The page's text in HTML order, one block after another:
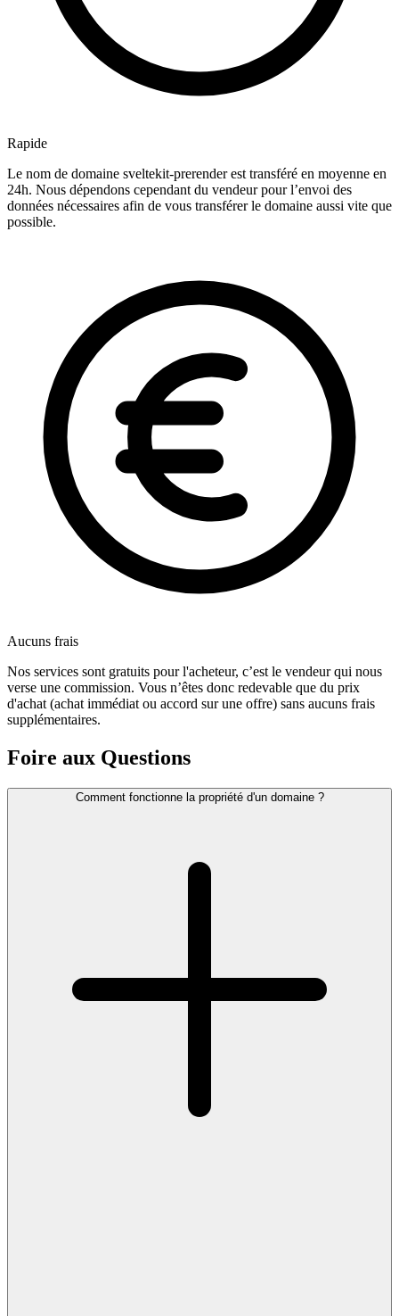
Rapide
Le nom de domaine sveltekit-prerender est transféré en moyenne en
24h. Nous dépendons cependant du vendeur pour l’envoi des
données nécessaires afin de vous transférer le domaine aussi vite que
possible.
Aucuns frais
Nos services sont gratuits pour l'acheteur, c’est le vendeur qui nous
verse une commission. Vous n’êtes donc redevable que du prix
d'achat (achat immédiat ou accord sur une offre) sans aucuns frais
supplémentaires.
Foire aux Questions
Comment fonctionne la propriété d'un domaine ?